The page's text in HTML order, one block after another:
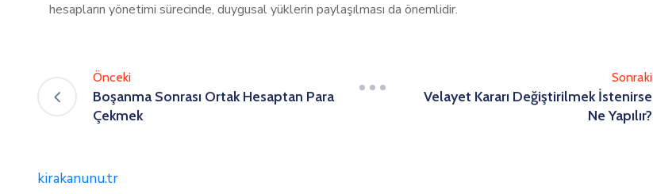
hesapların yönetimi sürecinde, duygusal yüklerin paylaşılması da önemlidir.
Önceki
Boşanma Sonrası Ortak Hesaptan Para
Çekmek
Sonraki
Velayet Kararı Değiştirilmek İstenirse
Ne Yapılır?
kirakanunu.tr